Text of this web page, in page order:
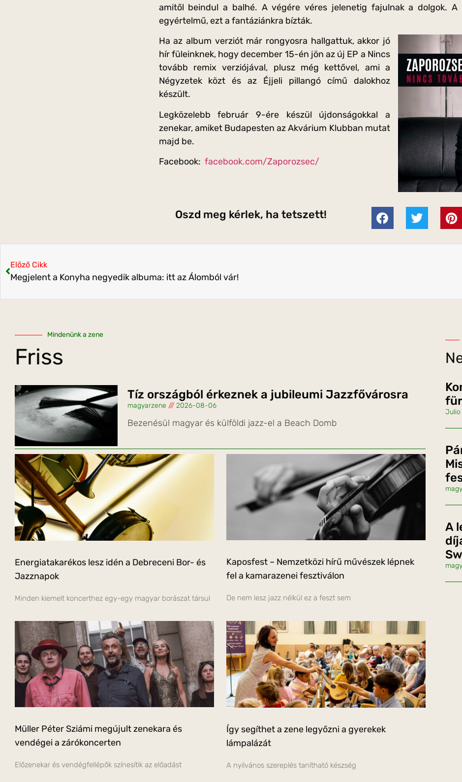
amitől beindul a balhé. A végére véres jelenetig fajulnak a dolgok.
egyértelmű, ezt a fantáziánkra bízták.
Ha az album verziót már rongyosra hallgattuk, akkor jó
hír füleinknek, hogy december 15-én jön az új EP a Nincs
tovább remix verziójával, plusz még kettővel, ami a
Négyzetek közt és az Éjjeli pillangó című dalokhoz
készült.
Legközelebb február 9-ére készül újdonságokkal a
zenekar, amiket Budapesten az Akvárium Klubban mutat
majd be.
Facebook: facebook.com/Zaporozsec/
Oszd meg kérlek, ha tetszett!
Előző Cikk
Megjelent a Konyha negyedik albuma: itt az Álomból vár!
Mindenünk a zene
Friss
Tíz országból érkeznek a jubileumi Jazzfővárosra
magyarzene 2026-08-06
Bezenésül magyar és külföldi jazz-el a Beach Domb
Energiatakarékos lesz idén a Debreceni Bor- és
Jazznapok
Minden kiemelt koncerthez egy-egy magyar borászat társul
Kaposfest – Nemzetközi hírű művészek lépnek
fel a kamarazenei fesztiválon
De nem lesz jazz nélkül ez a feszt sem
Müller Péter Sziámi megújult zenekara és
vendégei a zárókoncerten
Előzenekar és vendégfellépők színesítik az előadást
Így segíthet a zene legyőzni a gyerekek
lámpalázát
A nyilvános szereplés tanítható készség
Julio
A